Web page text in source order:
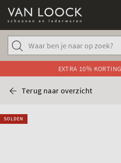
EXTRA 10%
Terug naar overzicht
SOLDEN